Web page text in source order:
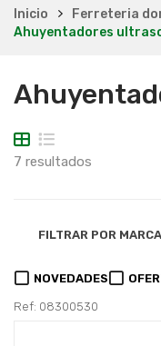
Inicio Ferreteria
Ahuyentadores
7 resultados
FILTRAR POR
NOVEDADES
Ref: 08300530